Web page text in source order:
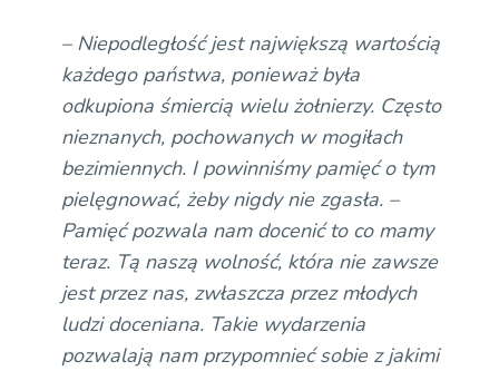
– Niepodległość jest największą wartością
każdego państwa, ponieważ była
odkupiona śmiercią wielu żołnierzy. Często
nieznanych, pochowanych w mogiłach
bezimiennych. I powinniśmy pamięć o tym
pielęgnować, żeby nigdy nie zgasła. –
Pamięć pozwala nam docenić to co mamy
teraz. Tą naszą wolność, która nie zawsze
jest przez nas, zwłaszcza przez młodych
ludzi doceniana. Takie wydarzenia
pozwalają nam przypomnieć sobie z jakimi